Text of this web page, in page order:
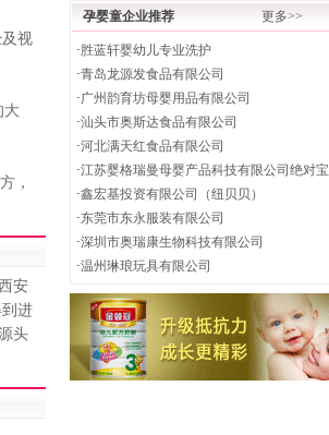
视
大
，
安
进
头
孕婴童企业推荐 更多>>
·胜蓝轩婴幼儿专业洗护
·青岛龙源发食品有限公司
·广州韵育坊母婴用品有限公司
·汕头市奥斯达食品有限公司
·河北满天红食品有限公司
·江苏婴格瑞曼母婴产品科技有限公司绝对宝
·鑫宏基投资有限公司（纽贝贝）
·东莞市东永服装有限公司
·深圳市奥瑞康生物科技有限公司
·温州琳琅玩具有限公司